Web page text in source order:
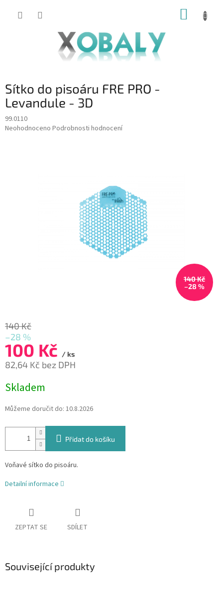
KOŠÍK
Sítko do pisoáru FRE PRO -
Levandule - 3D
99.0110
Průměrné
Neohodnoceno Podrobnosti hodnocení
140 Kč
–28 %
140 Kč
–28 %
100 Kč / ks
82,64 Kč bez DPH
cena:
Skladem
Můžeme doručit do: 10.8.2026
Přidat do košíku
Voňavé sítko do pisoáru.
Detailní informace
ZEPTAT SE SDÍLET
Související produkty